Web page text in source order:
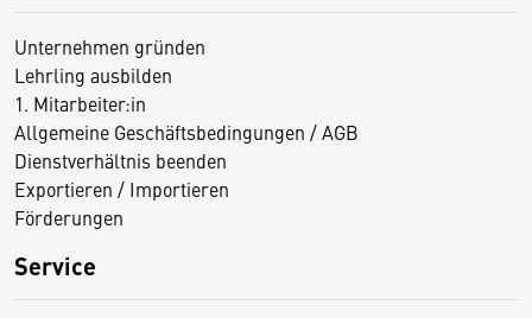
Unternehmen gründen
Lehrling ausbilden
1. Mitarbeiter:in
Allgemeine Geschäftsbedingungen / AGB
Dienstverhältnis beenden
Exportieren / Importieren
Förderungen
Service